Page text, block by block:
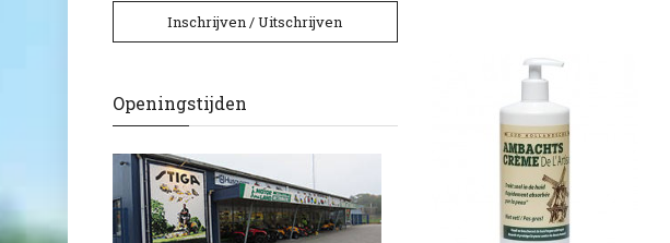
Inschrijven / Uitschrijven
Openingstijden